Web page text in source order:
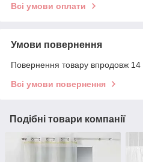
Всі умови оплати
Умови повернення
Повернення товару впродовж 14
Всі умови повернення
Подібні товари компанії